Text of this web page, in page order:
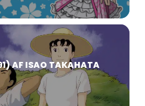
AF ISAO TAKAHATA